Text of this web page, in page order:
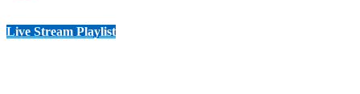
Live Stream Playlist